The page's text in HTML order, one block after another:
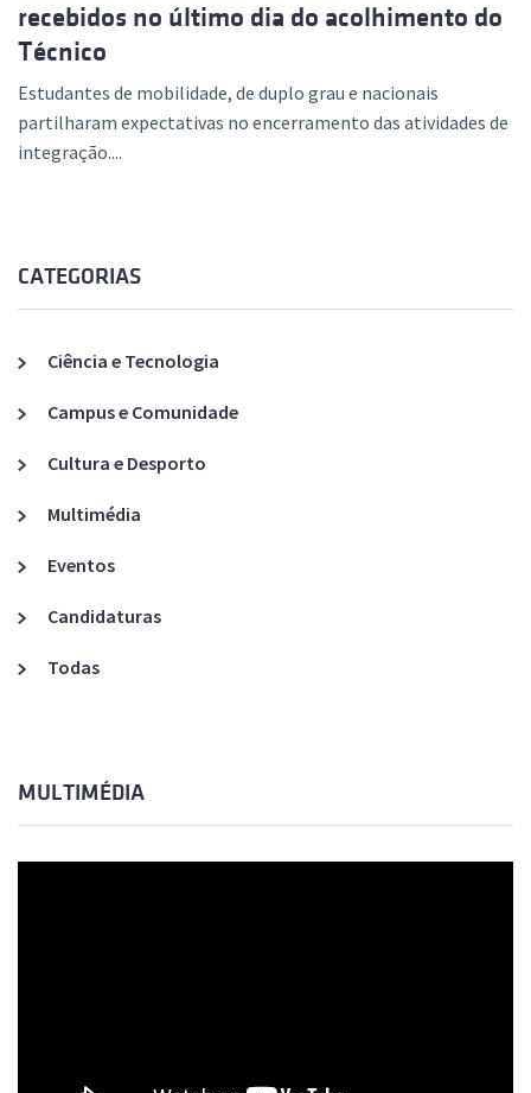
recebidos no último dia do acolhimento do
Técnico
Estudantes de mobilidade, de duplo grau e nacionais
partilharam expectativas no encerramento das atividades de
integração....
CATEGORIAS
Ciência e Tecnologia
Campus e Comunidade
Cultura e Desporto
Multimédia
Eventos
Candidaturas
Todas
MULTIMÉDIA